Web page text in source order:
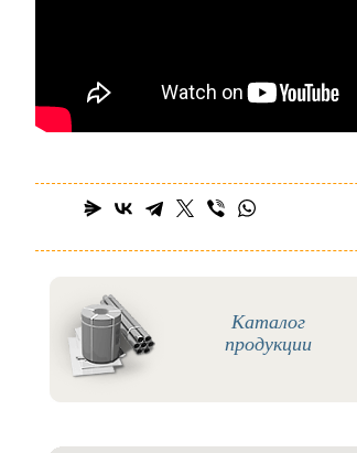
Каталог
продукции